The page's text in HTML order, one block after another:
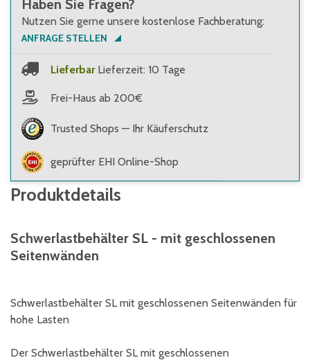
Haben Sie Fragen?
Nutzen Sie gerne unsere kostenlose Fachberatung:
ANFRAGE STELLEN
Lieferbar Lieferzeit: 10 Tage
Frei-Haus ab 200€
Trusted Shops — Ihr Käuferschutz
geprüfter EHI Online-Shop
Produktdetails
Schwerlastbehälter SL - mit geschlossenen
Seitenwänden
Schwerlastbehälter SL mit geschlossenen Seitenwänden für
hohe Lasten
Der Schwerlastbehälter SL mit geschlossenen